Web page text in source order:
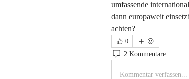
umfassende
dann europaweit
achten?
0
2 Kommentare
Kommentar verfassen...